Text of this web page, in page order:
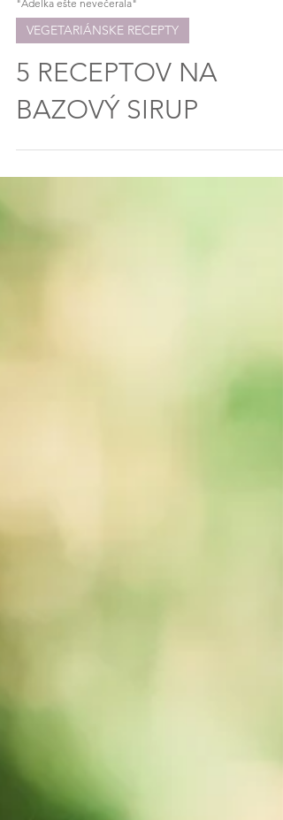
"Adelka ešte nevečerala"
VEGETARIÁNSKE RECEPTY
5 RECEPTOV NA
BAZOVÝ SIRUP